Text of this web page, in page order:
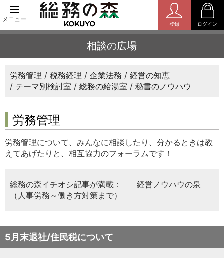
メニュー
登録 ログイン
相談の広場
労務管理 税務経理 企業法務
経営の知恵
テーマ別検討室
総務の給湯室 秘書のノウハウ
労務管理
労務管理について、みんなに相談したり、分かるときは教
えてあげたりと、相互協力のフォーラムです！
総務の森イチオシ記事が満載：
経営ノウハウの泉
（人事労務～働き方対策まで）
5月末退社/住民税について